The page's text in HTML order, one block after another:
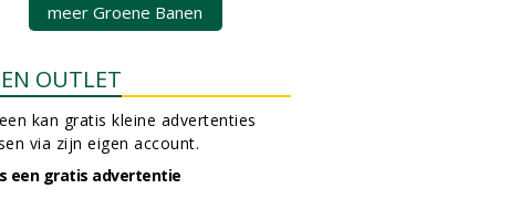
meer Groene Banen
OUTLET
kan gratis kleine advertenties
via zijn eigen account.
een gratis advertentie